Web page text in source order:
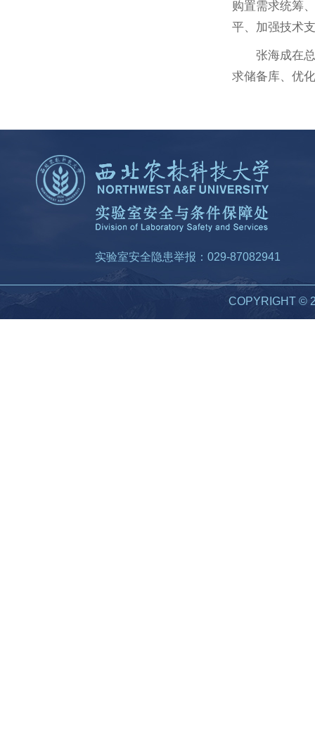
购置需求统筹
平、加强技术
张海成在
求储备库、优
实验室安全隐患举报：029-87082941
COPYRIGHT ©